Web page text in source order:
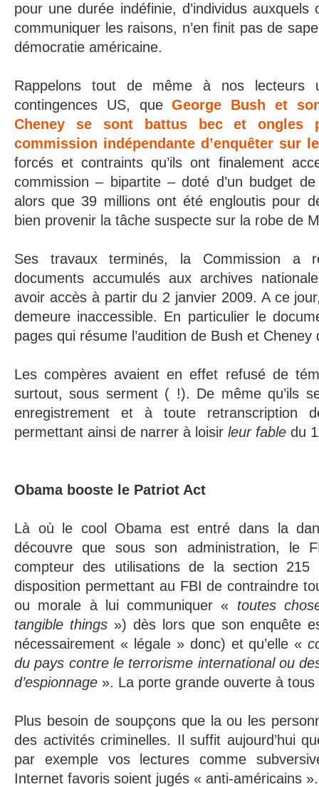
pour une durée indéfinie, d’individus auxquels
communiquer les raisons, n’en finit pas de
démocratie américaine.
Rappelons tout de même à nos lecteurs
contingences US, queGeorge Bush et
Cheney se sont battus bec et ongles
commission indépendante d’enquêter sur
forcés et contraints qu’ils ont finalement
commission – bipartite – doté d’un budget
alors que 39 millions ont été engloutis pour
bien provenir la tâche suspecte sur la robe de
Ses travaux terminés, la Commission a
documents accumulés aux archives
avoir accès à partir du 2 janvier 2009. A ce
demeure inaccessible. En particulier le
pages qui résume l’audition de Bush et Cheney
Les compères avaient en effet refusé de
surtout, sous serment ( !). De même qu’ils
enregistrement et à toute retranscription
permettant ainsi de narrer à loisir leur fable du
Obama booste le Patriot Act
Là où le cool Obama est entré dans la
découvre que sous son administration, le
compteur des utilisations de la section
disposition permettant au FBI de contraindre
ou morale à lui communiquer « toutes
tangible things») dès lors que son enquête
nécessairement « légale » donc) et qu’elle «
du pays contre le terrorisme international ou
d’espionnage ». La porte grande ouverte à
Plus besoin de soupçons que la ou les
des activités criminelles. Il suffit aujourd’hui
par exemple vos lectures comme
Internet favoris soient jugés « anti-américains ».